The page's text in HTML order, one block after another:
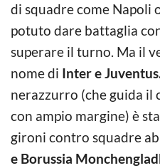
di squadre come Napoli
potuto dare battaglia
superare il turno. Ma il
nome di Inter e
nerazzurro (che guida il
con ampio margine) è
gironi contro squadre
e Borussia